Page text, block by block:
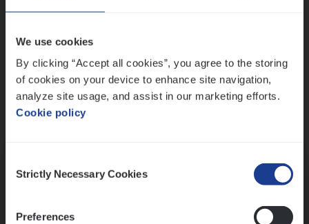
We use cookies
By clicking “Accept all cookies”, you agree to the storing
of cookies on your device to enhance site navigation,
analyze site usage, and assist in our marketing efforts.
Cookie policy
Selection
Strictly Necessary Cookies
Preferences